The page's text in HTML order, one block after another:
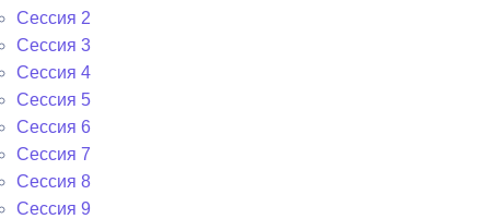
Сессия 2
Сессия 3
Сессия 4
Сессия 5
Сессия 6
Сессия 7
Сессия 8
Сессия 9